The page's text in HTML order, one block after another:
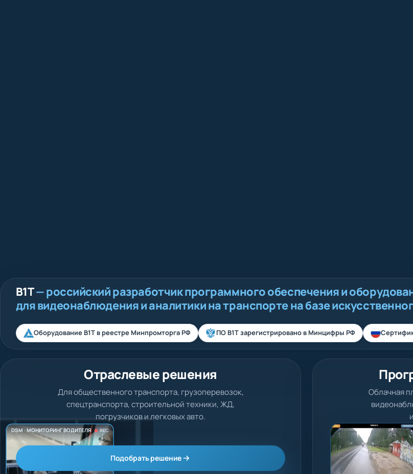
В1Т— российский разработчик программного обеспечения и
для видеонаблюдения и аналитики на транспорте на базе
Оборудование В1Т в реестре Минпромторга РФ ПО В1Т зарегистрировано в Минцифры РФ
Отраслевые решения
Для общественного транспорта, грузоперевозок,
спецтранспорта, строительной техники, ЖД,
погрузчиков и легковых авто.
Подобрать решение
Облачная